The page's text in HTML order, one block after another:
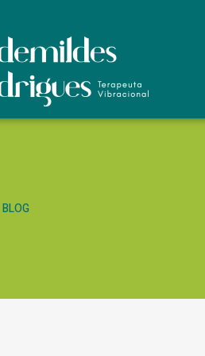
BLOG